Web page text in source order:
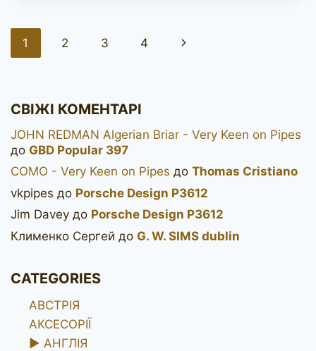
Навігація
сторінками
1 2 3 4
Наступна
СВІЖІ КОМЕНТАРІ
JOHN REDMAN Algerian Briar - Very Keen on Pipes
до GBD Popular 397
COMO - Very Keen on Pipes до Thomas Cristiano
vkpipes до Porsche Design P3612
Jim Davey до Porsche Design P3612
Клименко Сергей до G. W. SIMS dublin
CATEGORIES
АВСТРІЯ
АКСЕСОРІЇ
► АНГЛІЯ